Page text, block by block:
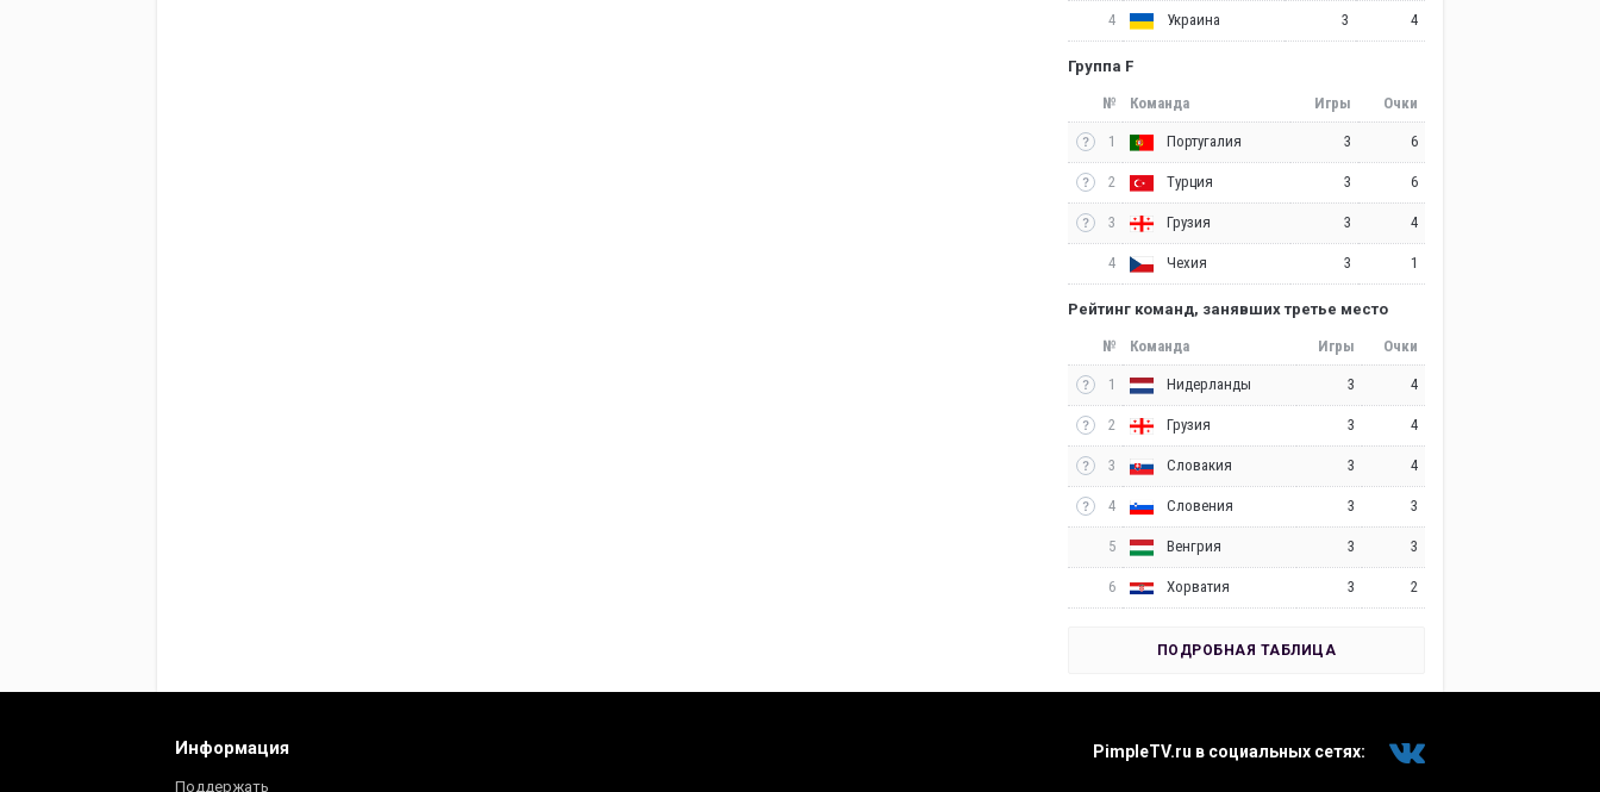
4 Украина 3 4
Группа F
№ Команда Игры Очки
1 Португалия 3 6
2 Турция 3 6
3 Грузия 3 4
4 Чехия 3 1
Рейтинг команд, занявших третье место
№ Команда Игры Очки
1 Нидерланды 3 4
2 Грузия 3 4
3 Словакия 3 4
4 Словения 3 3
5 Венгрия 3 3
6 Хорватия 3 2
ПОДРОБНАЯ ТАБЛИЦА
Информация
Поддержать
PimpleTV.ru в социальных сетях: